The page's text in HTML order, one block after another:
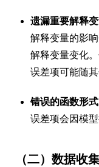
遗漏重要解释
解释变量的影
解释变量变化
误差项可能随
错误的函数形式
误差项会因模
（二）数据收